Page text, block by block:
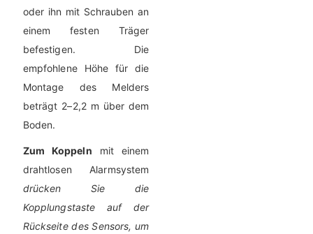
oder ihn mit Schrauben an
einem festen Träger
befestigen. Die
empfohlene Höhe für die
Montage des Melders
beträgt 2–2,2 m über dem
Boden.
Zum Koppeln mit einem
drahtlosen Alarmsystem
drücken Sie die
Kopplungstaste auf der
Rückseite des Sensors, um